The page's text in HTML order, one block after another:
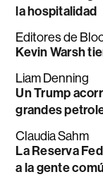
la hospitalidad
Editores de
Kevin Warsh
Liam Denning
Un Trump
grandes
Claudia Sahm
La Reserva
a la gente